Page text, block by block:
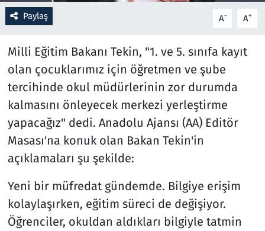
Paylaş A- A+
Milli Eğitim Bakanı Tekin, "1. ve 5. sınıfa kayıt
olan çocuklarımız için öğretmen ve şube
tercihinde okul müdürlerinin zor durumda
kalmasını önleyecek merkezi yerleştirme
yapacağız" dedi. Anadolu Ajansı (AA) Editör
Masası'na konuk olan Bakan Tekin'in
açıklamaları şu şekilde:
Yeni bir müfredat gündemde. Bilgiye erişim
kolaylaşırken, eğitim süreci de değişiyor.
Öğrenciler, okuldan aldıkları bilgiyle tatmin
Seçim 2023
Teknoloji ve Bilim
Televizyon